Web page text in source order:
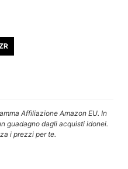
Affiliazione Amazon EU. In
guadagno dagli acquisti idonei.
i prezzi per te.